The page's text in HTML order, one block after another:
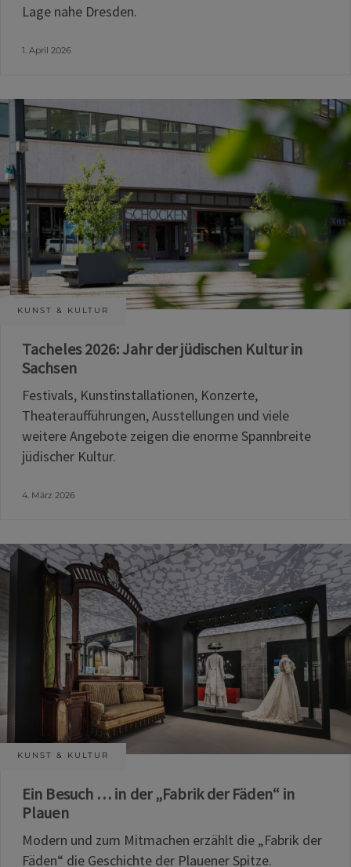
Lage nahe Dresden.
1. April 2026
KUNST & KULTUR
Tacheles 2026: Jahr der jüdischen Kultur in
Sachsen
Festivals, Kunstinstallationen, Konzerte,
Theateraufführungen, Ausstellungen und viele
weitere Angebote zeigen die enorme Spannbreite
jüdischer Kultur.
4. März 2026
KUNST & KULTUR
Ein Besuch … in der „Fabrik der Fäden“ in
Plauen
Modern und zum Mitmachen erzählt die „Fabrik der
Fäden“ die Geschichte der Plauener Spitze.